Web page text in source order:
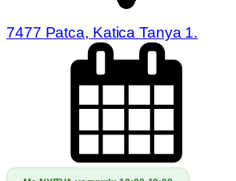
7477 Patca, Katica Tanya 1.